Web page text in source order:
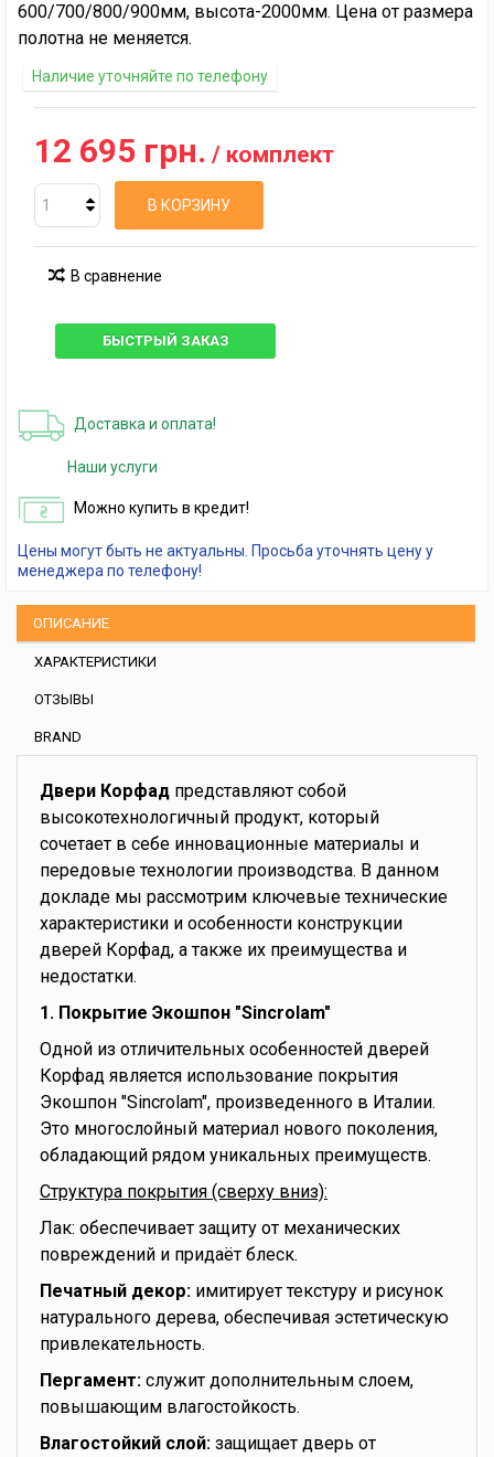
600/700/800/900мм, высота-2000мм. Цена от размера
полотна не меняется.
Наличие уточняйте по телефону
12 695 грн. / комплект
В КОРЗИНУ
В сравнение
БЫСТРЫЙ ЗАКАЗ
Доставка и оплата!
Наши услуги
Можно купить в кредит!
Цены могут быть не актуальны. Просьба уточнять цену у
менеджера по телефону!
ОПИСАНИЕ
ХАРАКТЕРИСТИКИ
ОТЗЫВЫ
BRAND
Двери Корфад представляют собой
высокотехнологичный продукт, который
сочетает в себе инновационные материалы и
передовые технологии производства. В данном
докладе мы рассмотрим ключевые технические
характеристики и особенности конструкции
дверей Корфад, а также их преимущества и
недостатки.
1. Покрытие Экошпон "Sincrolam"
Одной из отличительных особенностей дверей
Корфад является использование покрытия
Экошпон "Sincrolam", произведенного в Италии.
Это многослойный материал нового поколения,
обладающий рядом уникальных преимуществ.
Структура покрытия (сверху вниз):
Лак: обеспечивает защиту от механических
повреждений и придаёт блеск.
Печатный декор: имитирует текстуру и рисунок
натурального дерева, обеспечивая эстетическую
привлекательность.
Пергамент: служит дополнительным слоем,
повышающим влагостойкость.
Влагостойкий слой: защищает дверь от